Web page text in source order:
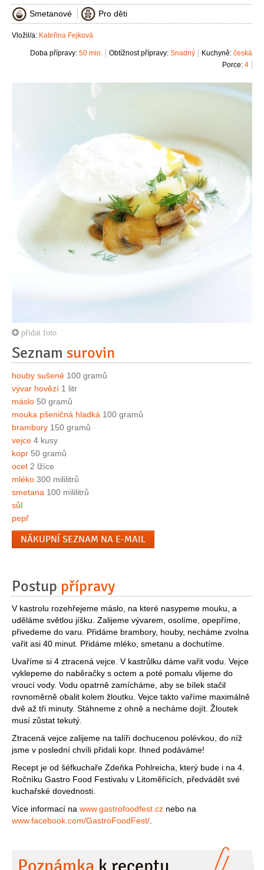
Smetanové Pro děti
Vložil/a: Kateřina Fejková
Kuchyně: česká
Obtížnost přípravy: Snadný
Doba přípravy: 50 min.
Porce: 4
přidat foto
Seznam surovin
houby sušené 100 gramů
vývar hovězí 1 litr
máslo 50 gramů
mouka pšeničná hladká 100 gramů
brambory 150 gramů
vejce 4 kusy
kopr 50 gramů
ocet 2 lžíce
mléko 300 mililitrů
smetana 100 mililitrů
sůl
pepř
NÁKUPNÍ SEZNAM NA E-MAIL
Postup přípravy
V kastrolu rozehřejeme máslo, na které nasypeme mouku, a
uděláme světlou jíšku. Zalijeme vývarem, osolíme, opepříme,
přivedeme do varu. Přidáme brambory, houby, necháme zvolna
vařit asi 40 minut. Přidáme mléko, smetanu a dochutíme.
Uvaříme si 4 ztracená vejce. V kastrůlku dáme vařit vodu. Vejce
vyklepeme do naběračky s octem a poté pomalu vlijeme do
vroucí vody. Vodu opatrně zamícháme, aby se bílek stačil
rovnoměrně obalit kolem žloutku. Vejce takto vaříme maximálně
dvě až tři minuty. Stáhneme z ohně a necháme dojít. Žloutek
musí zůstat tekutý.
Ztracená vejce zalijeme na talíři dochucenou polévkou, do níž
jsme v poslední chvíli přidali kopr. Ihned podáváme!
Recept je od šéfkuchaře Zdeňka Pohlreicha, který bude i na 4.
Ročníku Gastro Food Festivalu v Litoměřicích, předvádět své
kuchařské dovednosti.
Více informací na www.gastrofoodfest.cz nebo na
www.facebook.com/GastroFoodFest/.